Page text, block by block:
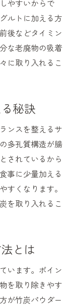
やすいからで
ルトに加える方
後などタイミン
な老廃物の吸着
に取り入れるこ
秘訣
ンスを整えるサ
多孔質構造が腸
されているから
事に少量加える
すくなります。
を取り入れるこ
とは
います。ポイン
を取り除きやす
が竹炭パウダー